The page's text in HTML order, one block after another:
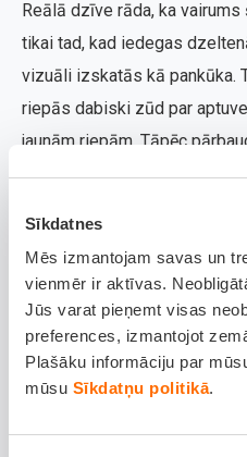
Sīkdatnes
Mēs izmantojam savas un
vienmēr ir aktīvas.
Jūs varat pieņemt visas
preferences, izmantojot
Plašāku informāciju par
mūsu Sīkdatņu politikā.
Reālā dzīve rāda, ka
tikai tad, kad iedegas
vizuāli izskatās kā pankūka.
riepās dabiski zūd par
jaunām riepām. Tāpēc
vismaz reizi mēnesī.
Papildus tam, obligāti dari to
pēc straujām temperatūras
pirmajam salam. Ja braucot
auto sāk "vilkt" uz vienu no
spiediens ir nevienmērīgs.
savu personīgo manometru,